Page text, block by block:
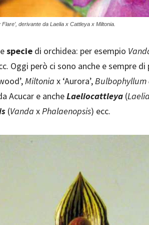
derivante da Laelia x Cattleya x Miltonia.
specie di orchidea: per esempio
Oggi però ci sono anche e sempre di
Miltonia x ‘Aurora’,Bulbophyllum
Acucar e ancheLaeliocattleya (Laelia
(Vanda xPhalaenopsis) ecc.